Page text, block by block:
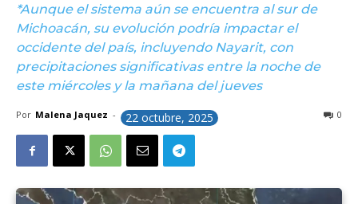
*Aunque el sistema aún se encuentra al sur de
Michoacán, su evolución podría impactar el
occidente del país, incluyendo Nayarit, con
precipitaciones significativas entre la noche de
este miércoles y la mañana del jueves
Por Malena Jaquez - 22 octubre, 2025 0